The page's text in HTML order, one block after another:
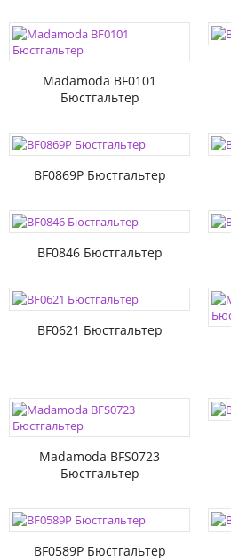
Madamoda BF0101
Бюстгальтер
BF0869P Бюстгальтер
BF0846 Бюстгальтер
BF0621 Бюстгальтер
Madamoda BFS0723
Бюстгальтер
BF0589P Бюстгальтер